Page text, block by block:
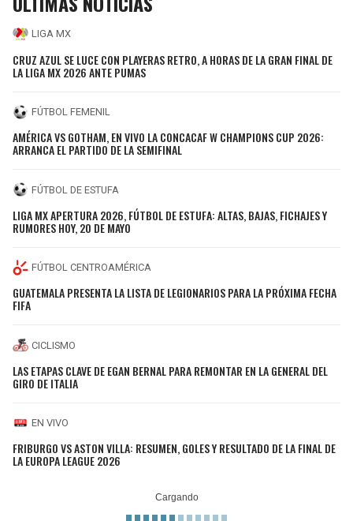
LIGA MX
CRUZ AZUL SE LUCE CON PLAYERAS RETRO, A HORAS DE LA GRAN FINAL DE
LA LIGA MX 2026 ANTE PUMAS
FÚTBOL FEMENIL
AMÉRICA VS GOTHAM, EN VIVO LA CONCACAF W CHAMPIONS CUP 2026:
ARRANCA EL PARTIDO DE LA SEMIFINAL
FÚTBOL DE ESTUFA
LIGA MX APERTURA 2026, FÚTBOL DE ESTUFA: ALTAS, BAJAS, FICHAJES Y
RUMORES HOY, 20 DE MAYO
FÚTBOL CENTROAMÉRICA
GUATEMALA PRESENTA LA LISTA DE LEGIONARIOS PARA LA PRÓXIMA FECHA
FIFA
CICLISMO
LAS ETAPAS CLAVE DE EGAN BERNAL PARA REMONTAR EN LA GENERAL DEL
GIRO DE ITALIA
EN VIVO
FRIBURGO VS ASTON VILLA: RESUMEN, GOLES Y RESULTADO DE LA FINAL DE
LA EUROPA LEAGUE 2026